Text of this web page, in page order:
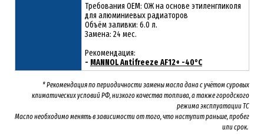
Требования OEM: ОЖ на основе этиленгликоля
для алюминиевых радиаторов
Объём заливки: 6.0 л.
Замена: 24 мес.
Рекомендация:
- MANNOL Antifreeze AF12+ -40°C
* Рекомендация по периодичности замены масла дана с учётом суровых
климатических условий РФ, низкого качества топлива, а также городского
режима эксплуатации ТС
Масло необходимо менятьв зависимости от того, что наступит раньше, пробег
или срок.